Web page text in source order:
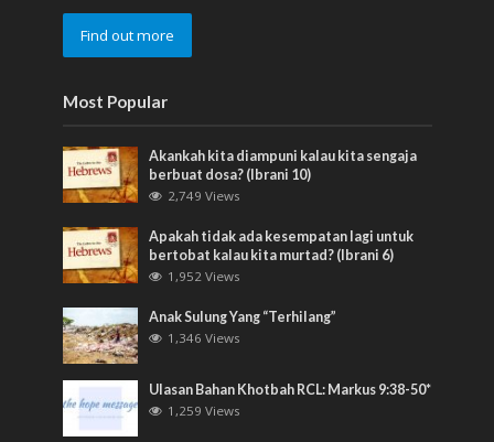
Find out more
Most Popular
Akankah kita diampuni kalau kita sengaja
berbuat dosa? (Ibrani 10)
2,749 Views
Apakah tidak ada kesempatan lagi untuk
bertobat kalau kita murtad? (Ibrani 6)
1,952 Views
Anak Sulung Yang “Terhilang”
1,346 Views
Ulasan Bahan Khotbah RCL: Markus 9:38-50*
1,259 Views